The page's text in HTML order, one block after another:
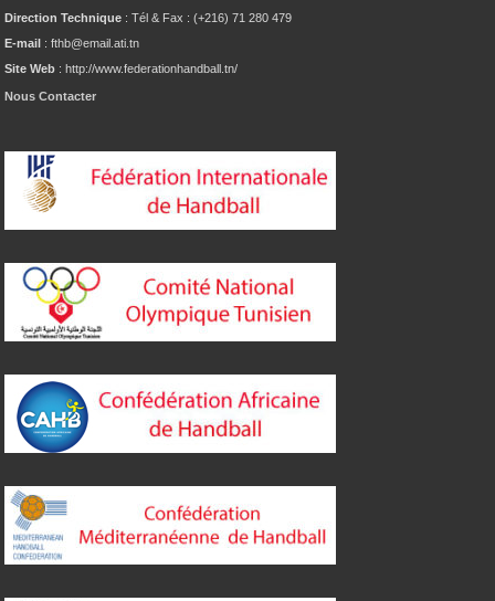
Direction Technique : Tél & Fax : (+216) 71 280 479
E-mail : fthb@email.ati.tn
Site Web : http://www.federationhandball.tn/
Nous Contacter